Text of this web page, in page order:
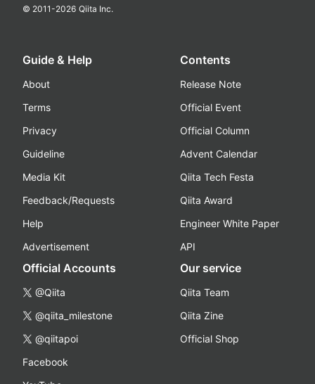
© 2011-2026 Qiita Inc.
Guide & Help
About
Terms
Privacy
Guideline
Media Kit
Feedback/Requests
Help
Advertisement
Contents
Release Note
Official Event
Official Column
Advent Calendar
Qiita Tech Festa
Qiita Award
Engineer White Paper
API
Official Accounts
@Qiita
@qiita_milestone
@qiitapoi
Facebook
Our service
Qiita Team
Qiita Zine
Official Shop